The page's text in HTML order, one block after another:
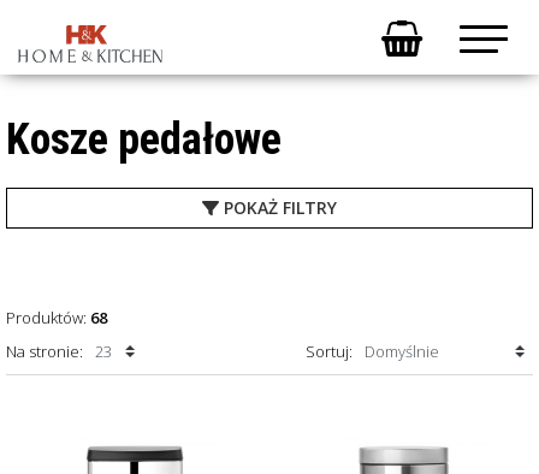
Kosze pedałowe
POKAŻ FILTRY
Produktów: 68
Sortuj:
Na stronie: